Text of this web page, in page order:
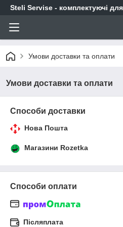
Steli Servise - комплектуючі
Умови доставки та оплати
Умови доставки та оплати
Способи доставки
Нова Пошта
Магазини Rozetka
Способи оплати
Післяплата